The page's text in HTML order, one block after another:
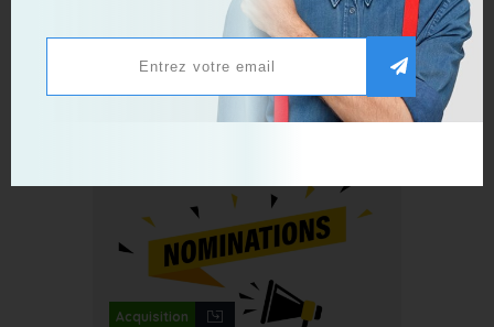
Viralité
7 décembre 2017 0
5 exemples de publicités
Facebook qui fonctionnent
Acquisition